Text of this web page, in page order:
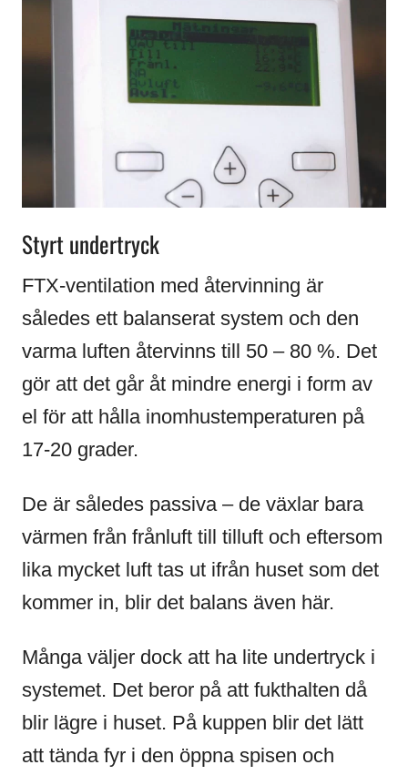
Styrt undertryck
FTX-ventilation med återvinning är
således ett balanserat system och den
varma luften återvinns till 50 – 80 %. Det
gör att det går åt mindre energi i form av
el för att hålla inomhustemperaturen på
17-20 grader.
De är således passiva – de växlar bara
värmen från frånluft till tilluft och eftersom
lika mycket luft tas ut ifrån huset som det
kommer in, blir det balans även här.
Många väljer dock att ha lite undertryck i
systemet. Det beror på att fukthalten då
blir lägre i huset. På kuppen blir det lätt
att tända fyr i den öppna spisen och